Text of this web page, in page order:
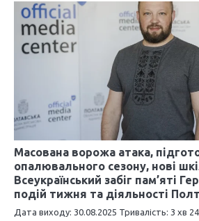
Масована ворожа атака,
опалювального сезону, нові
Всеукраїнський забіг пам’яті
подій тижня та діяльності
Дата виходу: 30.08.2025 Тривалість: 3 хв